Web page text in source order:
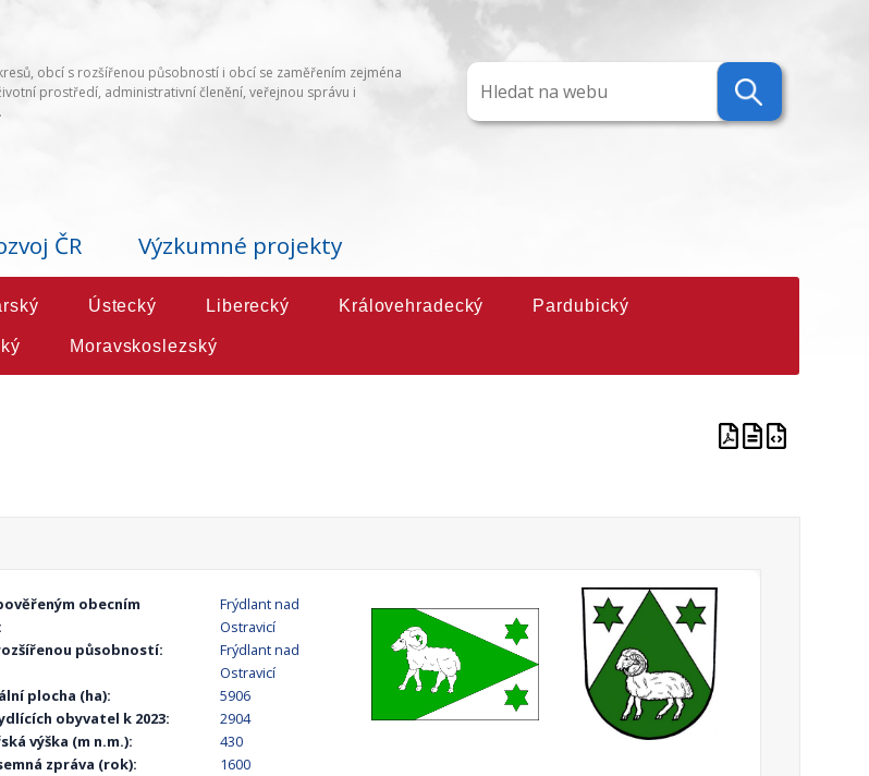
obcí s rozšířenou působností i obcí se zaměřením zejména
prostředí, administrativní členění, veřejnou správu i
ČR Výzkumné projekty
Ústecký Liberecký Královehradecký Pardubický
Moravskoslezský
obecním
Frýdlant nad
Ostravicí
působností:
Frýdlant nad
Ostravicí
plocha (ha):
5906
obyvatel k 2023:
2904
výška (m n.m.):
430
zpráva (rok):
1600